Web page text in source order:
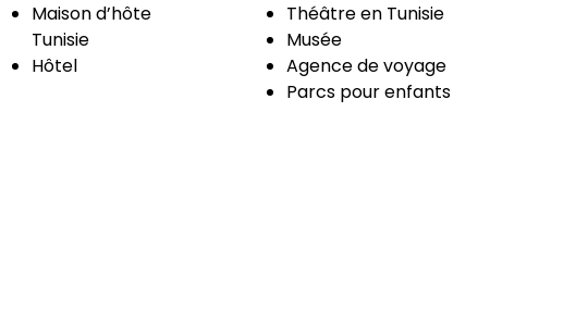
Maison d’hôte
Tunisie
Hôtel
Théâtre en Tunisie
Musée
Agence de voyage
Parcs pour enfants